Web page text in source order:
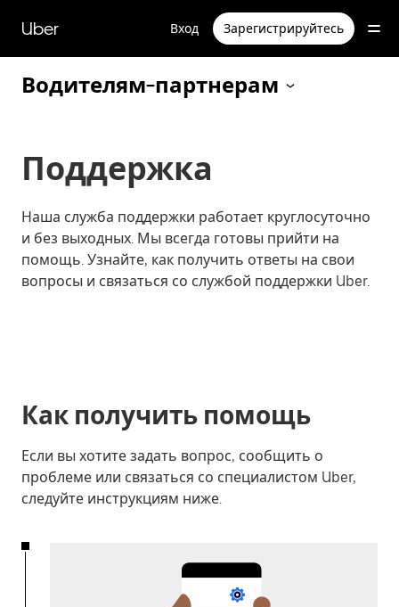
перейти
к
содержимому
Uber Вход Зарегистрируйтесь
Водителям-партнерам
Поддержка
Наша служба поддержки работает круглосуточно
и без выходных. Мы всегда готовы прийти на
помощь. Узнайте, как получить ответы на свои
вопросы и связаться со службой поддержки Uber.
Как получить помощь
Если вы хотите задать вопрос, сообщить о
проблеме или связаться со специалистом Uber,
следуйте инструкциям ниже.